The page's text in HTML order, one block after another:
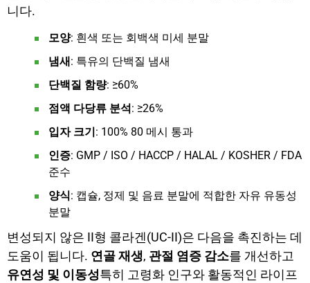
니다.
모양: 흰색 또는 회백색 미세 분말
냄새 : 특유의 단백질 냄새
단백질 함량: ≥60%
점액 다당류 분석 : ≥26%
입자 크기 : 100% 80 메시 통과
인증: GMP / ISO / HACCP / HALAL / KOSHER / FDA
준수
양식: 캡슐, 정제 및 음료 분말에 적합한 자유 유동성
분말
변성되지 않은 II형 콜라겐(UC-II)은 다음을 촉진하는 데
도움이 됩니다. 연골 재생, 관절 염증 감소를 개선하고
유연성 및 이동성특히 고령화 인구와 활동적인 라이프